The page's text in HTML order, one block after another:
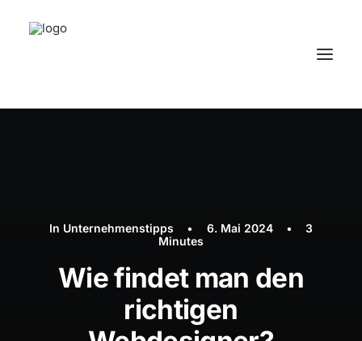
In Unternehmenstipps • 6. Mai 2024 •
3
Minutes
Wie findet man den
richtigen